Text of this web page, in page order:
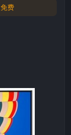
免费